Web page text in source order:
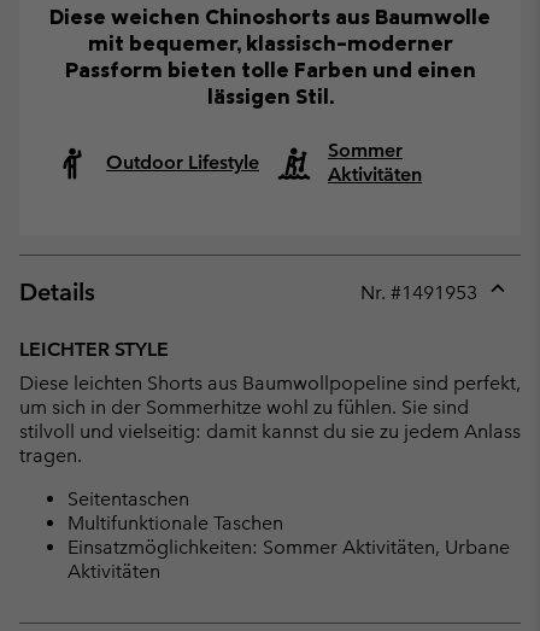
Diese weichen Chinoshorts aus Baumwolle
mit bequemer, klassisch-moderner
Passform bieten tolle Farben und einen
lässigen Stil.
Outdoor Lifestyle
Sommer
Aktivitäten
Details Nr. #1491953
LEICHTER STYLE
Diese leichten Shorts aus Baumwollpopeline sind perfekt,
um sich in der Sommerhitze wohl zu fühlen. Sie sind
stilvoll und vielseitig: damit kannst du sie zu jedem Anlass
tragen.
Seitentaschen
Multifunktionale Taschen
Einsatzmöglichkeiten: Sommer Aktivitäten, Urbane
Aktivitäten